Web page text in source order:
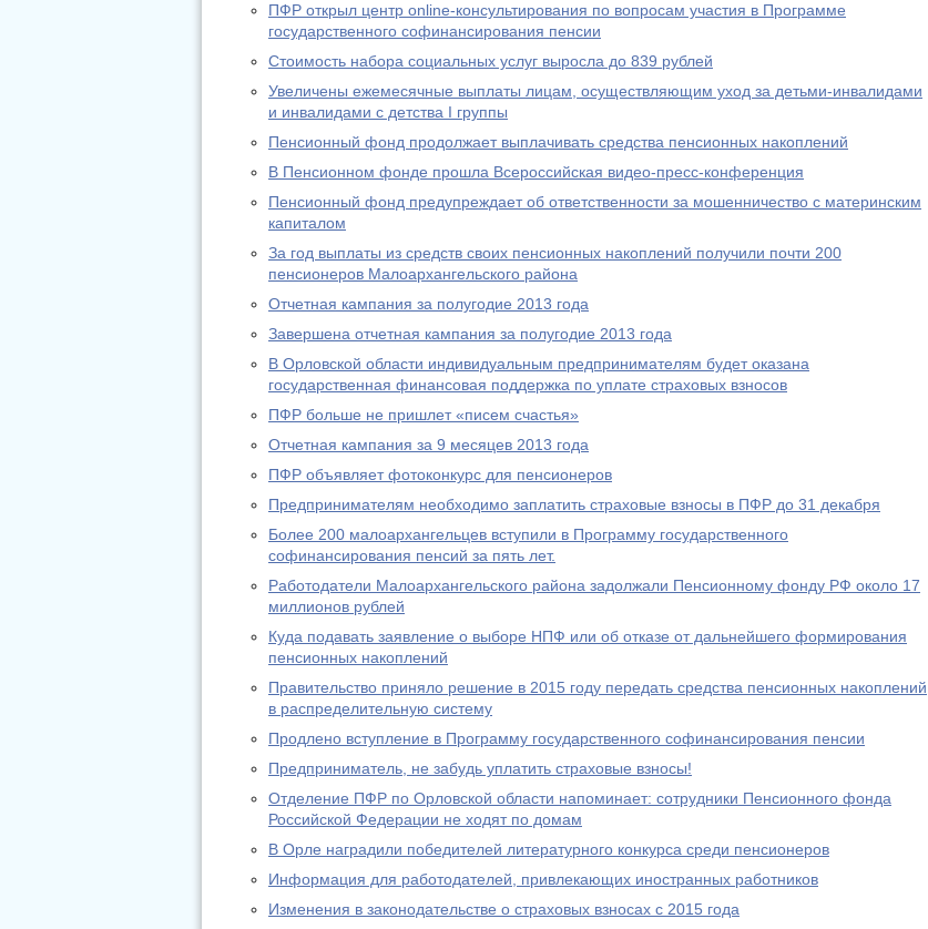
ПФР открыл центр online-консультирования по вопросам участия в Программе
государственного софинансирования пенсии
Стоимость набора социальных услуг выросла до 839 рублей
Увеличены ежемесячные выплаты лицам, осуществляющим уход за детьми-инвалидами
и инвалидами с детства I группы
Пенсионный фонд продолжает выплачивать средства пенсионных накоплений
В Пенсионном фонде прошла Всероссийская видео-пресс-конференция
Пенсионный фонд предупреждает об ответственности за мошенничество с материнским
капиталом
За год выплаты из средств своих пенсионных накоплений получили почти 200
пенсионеров Малоархангельского района
Отчетная кампания за полугодие 2013 года
Завершена отчетная кампания за полугодие 2013 года
В Орловской области индивидуальным предпринимателям будет оказана
государственная финансовая поддержка по уплате страховых взносов
ПФР больше не пришлет «писем счастья»
Отчетная кампания за 9 месяцев 2013 года
ПФР объявляет фотоконкурс для пенсионеров
Предпринимателям необходимо заплатить страховые взносы в ПФР до 31 декабря
Более 200 малоархангельцев вступили в Программу государственного
софинансирования пенсий за пять лет.
Работодатели Малоархангельского района задолжали Пенсионному фонду РФ около 17
миллионов рублей
Куда подавать заявление о выборе НПФ или об отказе от дальнейшего формирования
пенсионных накоплений
Правительство приняло решение в 2015 году передать средства пенсионных накоплений
в распределительную систему
Продлено вступление в Программу государственного софинансирования пенсии
Предприниматель, не забудь уплатить страховые взносы!
Отделение ПФР по Орловской области напоминает: сотрудники Пенсионного фонда
Российской Федерации не ходят по домам
В Орле наградили победителей литературного конкурса среди пенсионеров
Информация для работодателей, привлекающих иностранных работников
Изменения в законодательстве о страховых взносах с 2015 года